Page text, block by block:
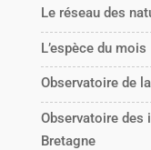
Le réseau des
L’espèce du mois
Observatoire de
Observatoire des
Bretagne